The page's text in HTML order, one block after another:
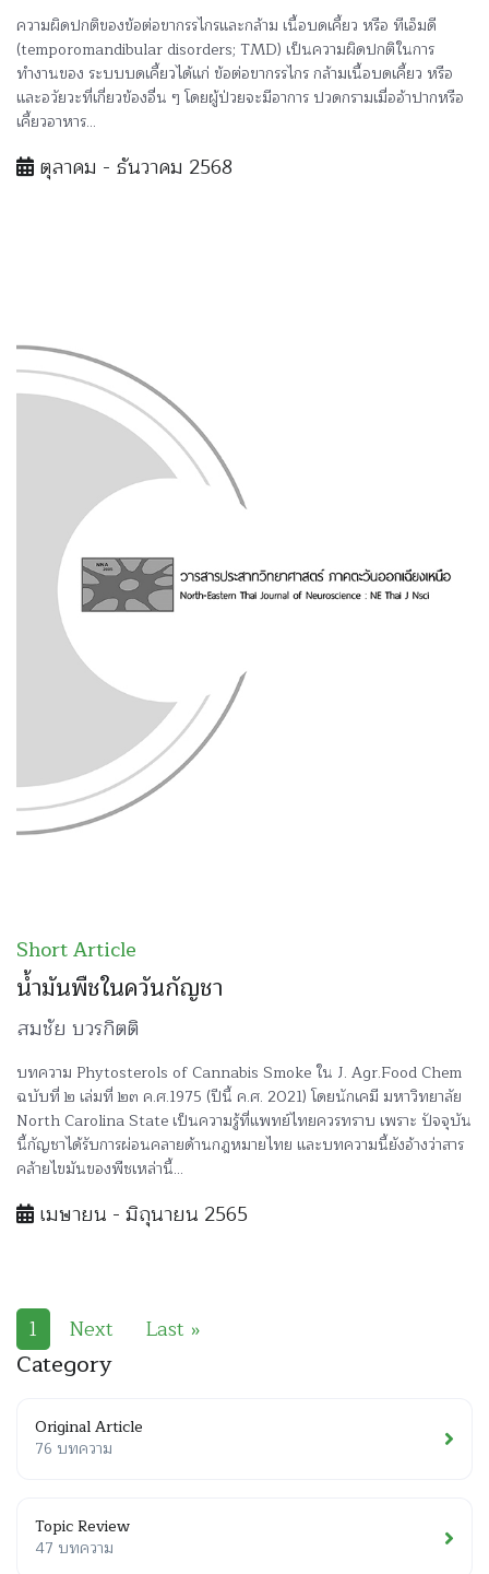
ความผิดปกติของข้อต่อขากรรไกรและกล้าม เนื้อบดเคี้ยว หรือ ทีเอ็มดี
(temporomandibular disorders; TMD) เป็นความผิดปกติในการ
ทำงานของ ระบบบดเคี้ยวได้แก่ ข้อต่อขากรรไกร กล้ามเนื้อบดเคี้ยว หรือ
และอวัยวะที่เกี่ยวข้องอื่น ๆ โดยผู้ป่วยจะมีอาการ ปวดกรามเมื่ออ้าปากหรือ
เคี้ยวอาหาร...
ตุลาคม - ธันวาคม 2568
Short Article
น้ำมันพืชในควันกัญชา
สมชัย บวรกิตติ
บทความ Phytosterols of Cannabis Smoke ใน J. Agr.Food Chem
ฉบับที่ ๒ เล่มที่ ๒๓ ค.ศ.1975 (ปีนี้ ค.ศ. 2021) โดยนักเคมี มหาวิทยาลัย
North Carolina State เป็นความรู้ที่แพทย์ไทยควรทราบ เพราะ ปัจจุบัน
นี้กัญชาได้รับการผ่อนคลายด้านกฎหมายไทย และบทความนี้ยังอ้างว่าสาร
คล้ายไขมันของพืชเหล่านี้...
เมษายน - มิถุนายน 2565
1 Next Last »
Category
Original Article
76 บทความ
Topic Review
47 บทความ